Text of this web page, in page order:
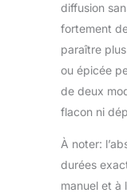
diffusion
fortement
paraître
ou épicée
de deux
flacon ni
À noter:
durées
manuel et à